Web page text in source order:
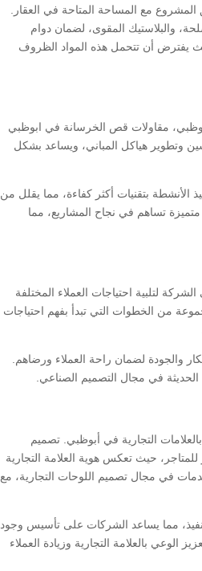
مع المساحة المتاحة في العقار.
والبلاستيك المقوى، لضمان دوام
يفترض أن تتحمل هذه المواد الظروف
مقاولات قص الخرسانة في ابوظبي
وتطوير هياكل المباني، ويساعد بشكل
الأنشطة بتقنيات أكثر كفاءة، مما يقلل من
تساهم في نجاح المشاريع، مما
لتلبية احتياجات العملاء المختلفة
من الخطوات التي تبدأ بفهم احتياجات
والجودة لضمان راحة العملاء ورضاهم.
الحديثة في مجال التصميم الصناعي.
التجارية في أبوظبي. تصميم
حيث تعكس هوية العلامة التجارية
في مجال تصميم اللوحات التجارية، مع
مما يساعد الشركات على تأسيس وجود
الوعي بالعلامة التجارية وزيادة العملاء